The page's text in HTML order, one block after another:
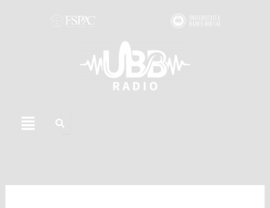
Menu